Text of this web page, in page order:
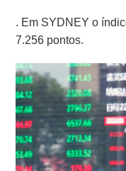
. Em SYDNEY o
7.256 pontos.